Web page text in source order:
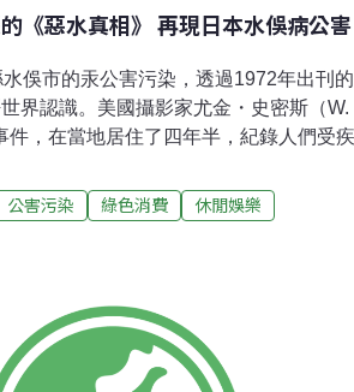
《惡水真相》 再現日本水俁病公害
俁市的汞公害污染，透過1972年出刊的
界認識。美國攝影家尤金・史密斯（
件，在當地居住了四年半，紀錄人們受
尼・戴普（Johnny Depp）飾演尤金・
中，再現這場超過一萬人受害、超過
發顛，水俁病成世紀之痛1932年至1968
化劑，並將大量的汞污水排放入海，硫
海洋生物中開始累積，而後上陸，進入
公害污染 綠色消費
休閒娛樂